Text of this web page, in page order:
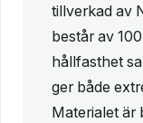
tillverkad av
består av
hållfasthet
ger både
Materialet är